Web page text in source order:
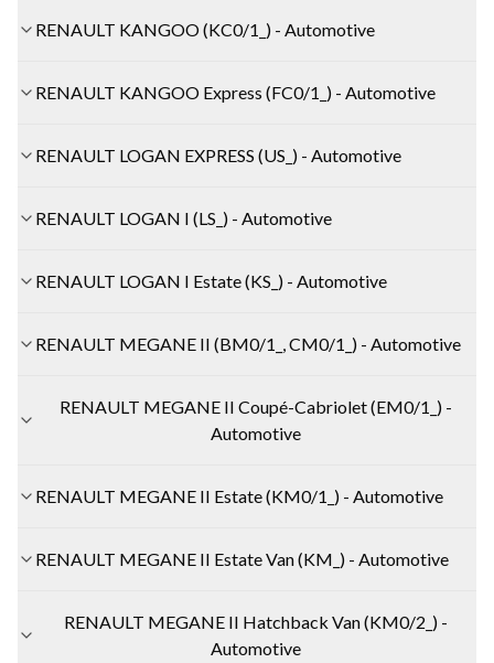
RENAULT KANGOO (KC0/1_) - Automotive
RENAULT KANGOO Express (FC0/1_) - Automotive
RENAULT LOGAN EXPRESS (US_) - Automotive
RENAULT LOGAN I (LS_) - Automotive
RENAULT LOGAN I Estate (KS_) - Automotive
RENAULT MEGANE II (BM0/1_, CM0/1_) - Automotive
RENAULT MEGANE II Coupé-Cabriolet (EM0/1_) -
Automotive
RENAULT MEGANE II Estate (KM0/1_) - Automotive
RENAULT MEGANE II Estate Van (KM_) - Automotive
RENAULT MEGANE II Hatchback Van (KM0/2_) -
Automotive